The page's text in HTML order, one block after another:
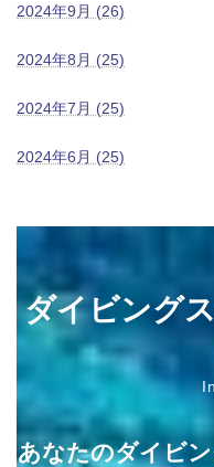
2024年9月 (26)
2024年8月 (25)
2024年7月 (25)
2024年6月 (25)
ダイビング
あなたのダイビ